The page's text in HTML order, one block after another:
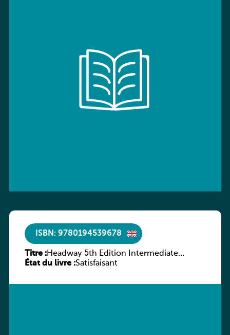
ISBN: 9780194539678
Titre :Headway 5th Edition Intermediate
Workbook without key
État du livre :Satisfaisant